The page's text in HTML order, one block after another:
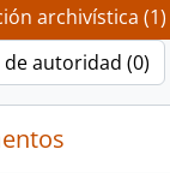
archivística (1)
autoridad (0)